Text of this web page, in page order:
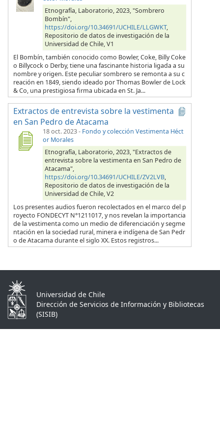
Etnografía, Laboratorio, 2023, "Sombrero
Bombín",
https://doi.org/10.34691/UCHILE/LLGWKT,
Repositorio de datos de investigación de la
Universidad de Chile, V1
El Bombín, también conocido como Bowler, Coke, Billy Coke
o Billycock o Derby, tiene una fascinante historia ligada a su
nombre y origen. Este peculiar sombrero se remonta a su c
reación en 1849, siendo ideado por Thomas Bowler de Lock
& Co, una prestigiosa firma ubicada en St. Ja...
Extractos de entrevista sobre la vestimenta
en San Pedro de Atacama
18 oct. 2023- Fondo y colección Vestimenta Héct
or Morales
Etnografía, Laboratorio, 2023, "Extractos de
entrevista sobre la vestimenta en San Pedro de
Atacama",
https://doi.org/10.34691/UCHILE/ZV2LVB,
Repositorio de datos de investigación de la
Universidad de Chile, V2
Los presentes audios fueron recolectados en el marco del p
royecto FONDECYT N°1211017, y nos revelan la importancia
de la vestimenta como un medio de diferenciación y segme
ntación en la sociedad rural, minera e indígena de San Pedr
o de Atacama durante el siglo XX. Estos registros...
Universidad de Chile
Dirección de Servicios de Información y Bibliotecas
(SISIB)